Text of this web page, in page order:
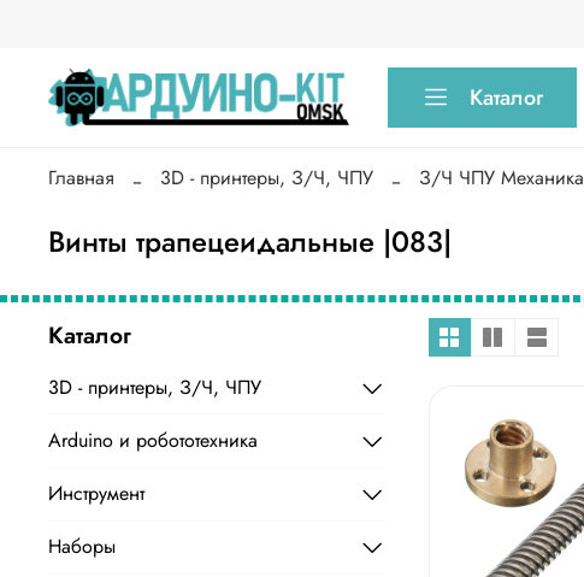
Каталог
Главная 3D - принтеры, З/Ч, ЧПУ З/Ч ЧПУ Механика
Винты трапецеидальные |083|
Каталог
3D - принтеры, З/Ч, ЧПУ
Arduino и робототехника
Инструмент
Наборы